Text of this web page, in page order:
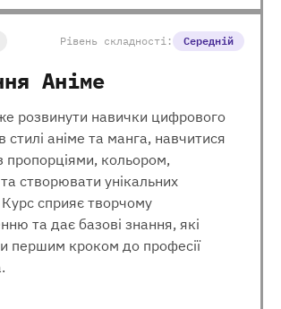
Рівень складності: Середній
Аніме
розвинути навички цифрового
аніме та манга, навчитися
пропорціями, кольором,
створювати унікальних
сприяє творчому
та дає базові знання, які
першим кроком до професії